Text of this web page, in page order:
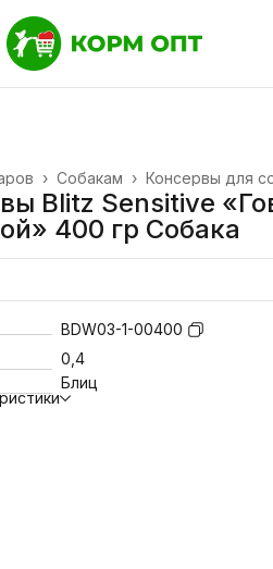
Консервы для
Собакам ›
›
Blitz Sensitive
400 гр Собака
BDW03-1-00400
0,4
Блиц